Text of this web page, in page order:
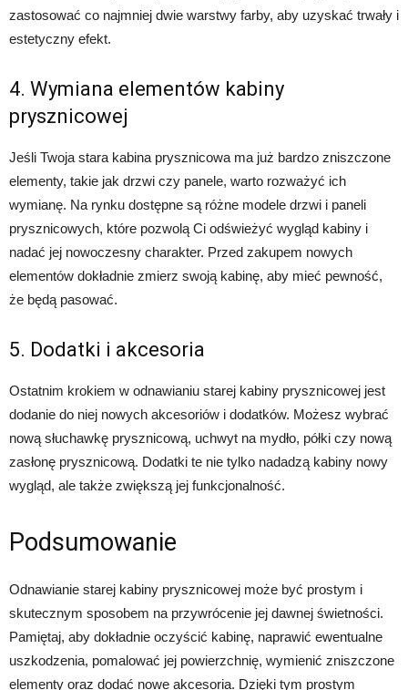
zastosować co najmniej dwie warstwy farby, aby uzyskać trwały i
estetyczny efekt.
4. Wymiana elementów kabiny
prysznicowej
Jeśli Twoja stara kabina prysznicowa ma już bardzo zniszczone
elementy, takie jak drzwi czy panele, warto rozważyć ich
wymianę. Na rynku dostępne są różne modele drzwi i paneli
prysznicowych, które pozwolą Ci odświeżyć wygląd kabiny i
nadać jej nowoczesny charakter. Przed zakupem nowych
elementów dokładnie zmierz swoją kabinę, aby mieć pewność,
że będą pasować.
5. Dodatki i akcesoria
Ostatnim krokiem w odnawianiu starej kabiny prysznicowej jest
dodanie do niej nowych akcesoriów i dodatków. Możesz wybrać
nową słuchawkę prysznicową, uchwyt na mydło, półki czy nową
zasłonę prysznicową. Dodatki te nie tylko nadadzą kabiny nowy
wygląd, ale także zwiększą jej funkcjonalność.
Podsumowanie
Odnawianie starej kabiny prysznicowej może być prostym i
skutecznym sposobem na przywrócenie jej dawnej świetności.
Pamiętaj, aby dokładnie oczyścić kabinę, naprawić ewentualne
uszkodzenia, pomalować jej powierzchnię, wymienić zniszczone
elementy oraz dodać nowe akcesoria. Dzięki tym prostym